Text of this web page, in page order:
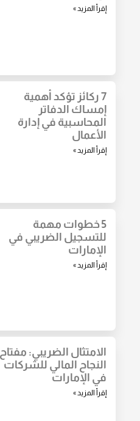
إقرأ المزيد »
7 ركائز تؤكد أهمية
إمساك الدفاتر
المحاسبية في إدارة
الأعمال
إقرأ المزيد »
5 خطوات مهمة
للتسجيل الضريبي في
الإمارات
إقرأ المزيد »
الامتثال الضريبي: مفتاح
النجاح المالي للشركات
في الإمارات
إقرأ المزيد »